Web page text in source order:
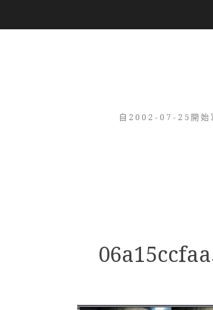
自2002-07-25開始